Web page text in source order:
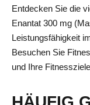
Entdecken Sie die
Enantat 300 mg
Leistungsfähigkeit
Besuchen Sie
und Ihre